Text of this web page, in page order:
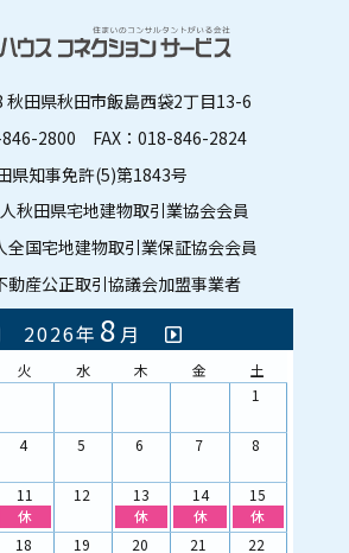
秋田県秋田市飯島西袋2丁目13-6
2800 FAX：018-846-2824
県知事免許(5)第1843号
秋田県宅地建物取引業協会会員
全国宅地建物取引業保証協会会員
動産公正取引協議会加盟事業者
2026年 8 月
火 水 木 金
土
1
4 5 6 7 8
11
休
12 13
休
14
休
15
休
18 19 20 21 22